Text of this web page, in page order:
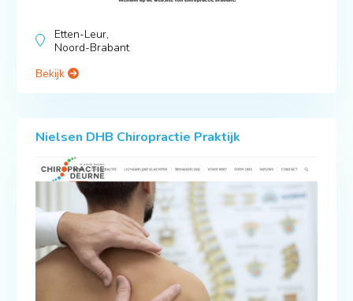
Etten-Leur,
Noord-Brabant
Bekijk
Nielsen DHB Chiropractie Praktijk